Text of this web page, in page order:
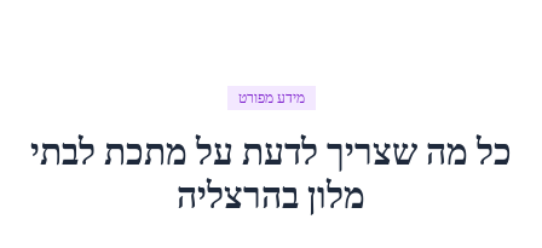
מידע מפורט
כל מה שצריך לדעת עלמתכת לבתי
מלוןבהרצליה